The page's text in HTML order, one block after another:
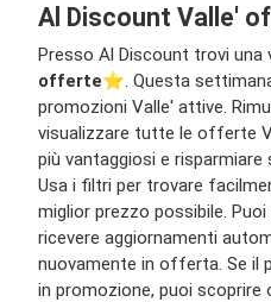
Al Discount Valle'
Presso Al Discount trovi
offerte⭐️. Questa
promozioni Valle' attive.
visualizzare tutte le offerte
più vantaggiosi e
Usa i filtri per trovare
miglior prezzo possibile.
ricevere aggiornamenti
nuovamente in offerta. Se il
in promozione, puoi